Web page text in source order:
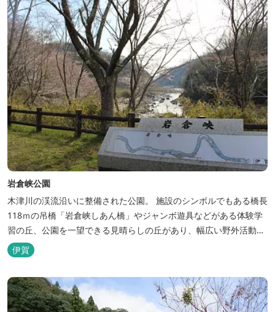
岩倉峡公園
木津川の渓流沿いに整備された公園。 施設のシンボルでもある橋長
118ｍの吊橋「岩倉峡しあん橋」やジャンボ遊具などがある体験学
習の丘、公園を一望できる見晴らしの丘があり、幅広い野外活動に
利用できるキャンプ場も併設されています。 川沿いには島ヶ原温泉
やぶっちゃに至る「川辺の道」があり、旧岩倉水力発電所跡の水路
る憩いの場となっています。
伊賀